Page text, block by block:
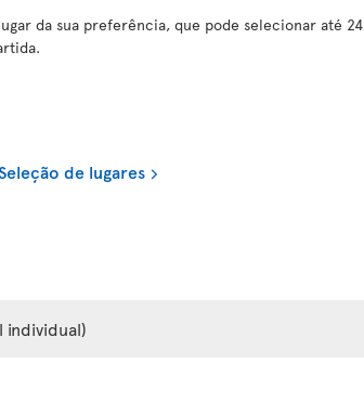
da sua preferência, que pode selecionar até 24
de lugares
individual)